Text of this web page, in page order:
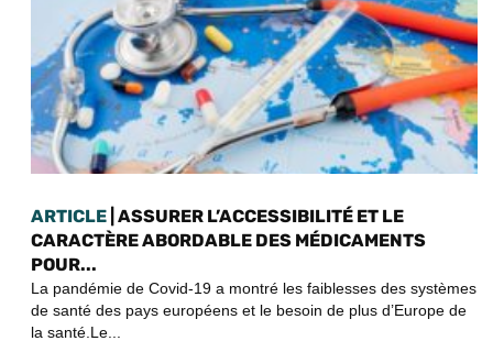
ARTICLE | ASSURER L’ACCESSIBILITÉ ET LE
CARACTÈRE ABORDABLE DES MÉDICAMENTS
POUR...
La pandémie de Covid-19 a montré les faiblesses des systèmes
de santé des pays européens et le besoin de plus d’Europe de
la santé.Le...